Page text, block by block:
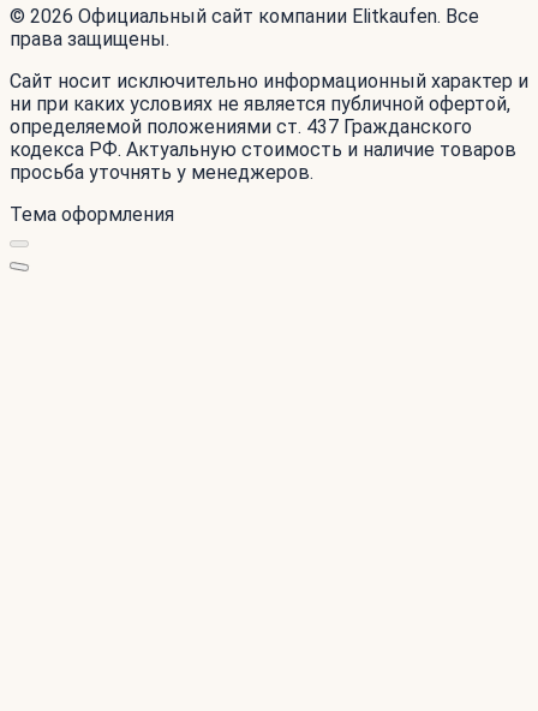
© 2026 Официальный сайт компании Elitkaufen. Все
права защищены.
Сайт носит исключительно информационный характер и
ни при каких условиях не является публичной офертой,
определяемой положениями ст. 437 Гражданского
кодекса РФ. Актуальную стоимость и наличие товаров
просьба уточнять у менеджеров.
Тема оформления